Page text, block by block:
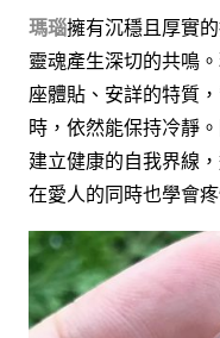
瑪瑙擁有沉穩且厚實
靈魂產生深切的共鳴
座體貼、安詳的特質
時，依然能保持冷靜
建立健康的自我界線
在愛人的同時也學會疼